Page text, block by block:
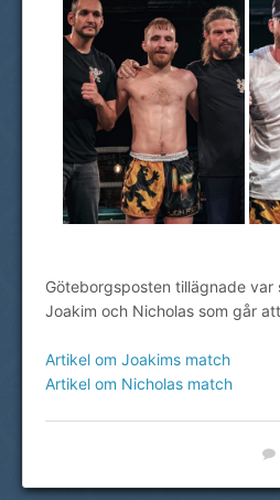
Göteborgsposten tillägnade var
Joakim och Nicholas som går
Artikel om Joakims match
Artikel om Nicholas match